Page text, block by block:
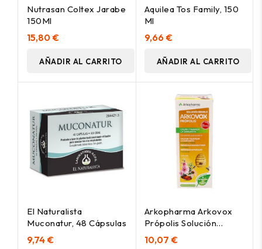
Nutrasan Coltex Jarabe
150Ml
15,80 €
AÑADIR AL CARRITO
Aquilea Tos Family, 150
Ml
9,66 €
AÑADIR AL CARRITO
El Naturalista
Muconatur, 48 Cápsulas
9,74 €
Arkopharma Arkovox
Própolis Solución
Bebible 140Ml
10,07 €